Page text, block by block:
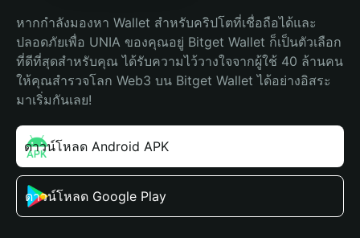
หากกำลังมองหา Wallet สำหรับคริปโตที่เชื่อถือได้และ
ปลอดภัยเพื่อ UNIA ของคุณอยู่ Bitget Wallet ก็เป็นตัวเลือก
ที่ดีที่สุดสำหรับคุณ ได้รับความไว้วางใจจากผู้ใช้ 40 ล้านคน
ให้คุณสำรวจโลก Web3 บน Bitget Wallet ได้อย่างอิสระ
มาเริ่มกันเลย!
ดาวน์โหลด Android APK
ดาวน์โหลด Google Play